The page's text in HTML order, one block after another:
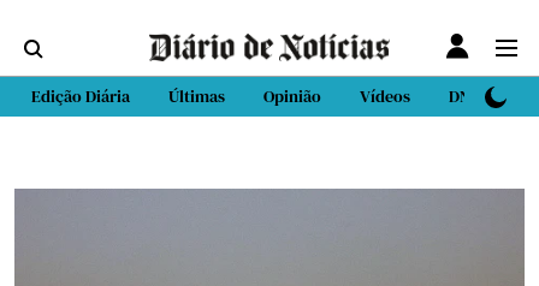
Edição Diária Últimas Opinião Vídeos DN Sport